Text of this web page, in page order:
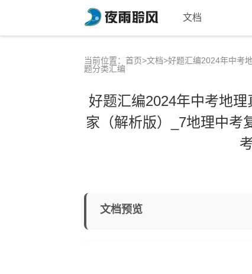
文档
当前位置： 首页>文档>好题汇编2024年中考
题分类汇编
好题汇编2024年中考地
家（解析版）_7地理中考
文档预览